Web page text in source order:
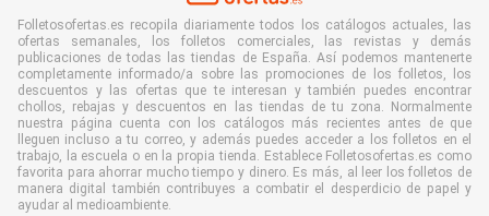
Folletosofertas.es recopila diariamente todos los catálogos actuales, las
ofertas semanales, los folletos comerciales, las revistas y demás
publicaciones de todas las tiendas de España. Así podemos mantenerte
completamente informado/a sobre las promociones de los folletos, los
descuentos y las ofertas que te interesan y también puedes encontrar
chollos, rebajas y descuentos en las tiendas de tu zona. Normalmente
nuestra página cuenta con los catálogos más recientes antes de que
lleguen incluso a tu correo, y además puedes acceder a los folletos en el
trabajo, la escuela o en la propia tienda. Establece Folletosofertas.es como
favorita para ahorrar mucho tiempo y dinero. Es más, al leer los folletos de
manera digital también contribuyes a combatir el desperdicio de papel y
ayudar al medioambiente.